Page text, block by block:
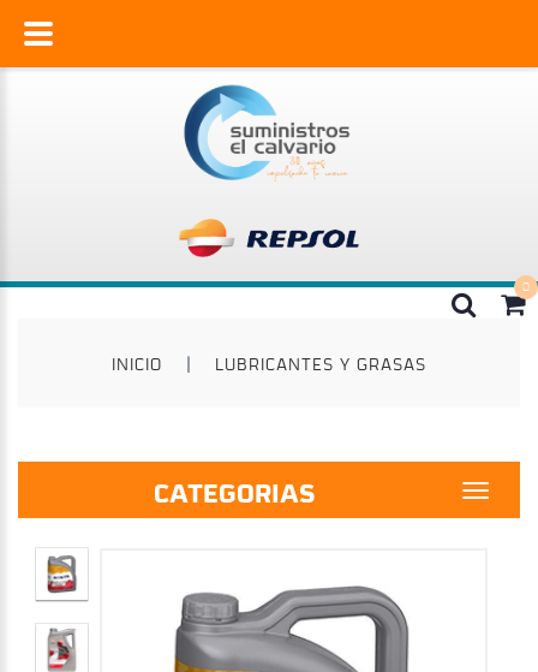
INICIO | LUBRICANTES Y GRASAS
CATEGORIAS